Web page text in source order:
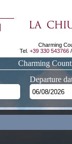
Charming
Tel. +39 330 543766 /
Charming
Departure